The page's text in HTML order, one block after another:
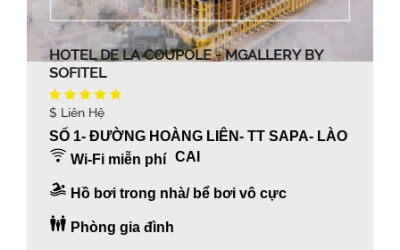
HOTEL DE LA COUPOLE - MGALLERY BY
SOFITEL
$ Liên Hệ
SỐ 1- ĐƯỜNG HOÀNG LIÊN- TT SAPA- LÀO
CAI
Wi-Fi miễn phí
Hồ bơi trong nhà/ bể bơi vô cực
Phòng gia đình